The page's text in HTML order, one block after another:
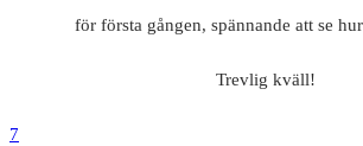
för första gången, spännande att se
Trevlig kväll!
7